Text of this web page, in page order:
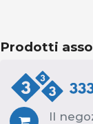
Prodotti
Il